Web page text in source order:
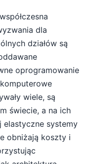
dla
działów są
oprogramowanie
wiele, są
świecie, a na ich
elastyczne systemy
obniżają koszty i